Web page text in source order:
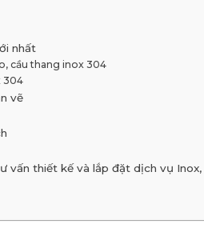
nhất
cầu thang inox 304
304
vẽ
vấn thiết kế và lắp đặt dịch vụ